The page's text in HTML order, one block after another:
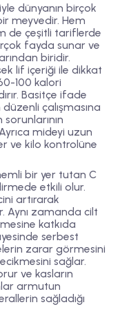
dünyanın birçok
meyvedir. Hem
de çeşitli tariflerde
fayda sunar ve
biridir.
lif içeriği ile dikkat
100 kalori
Basitçe ifade
çalışmasına
mideyi uzun
ve kilo kontrolüne
bir yer tutan C
etkili olur.
artırarak
Aynı zamanda cilt
katkıda
serbest
zarar görmesini
sağlar.
ve kasların
armutun
sağladığı